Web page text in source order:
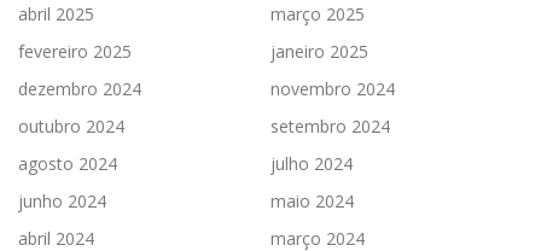
abril 2025
março 2025
fevereiro 2025
janeiro 2025
dezembro 2024
novembro 2024
outubro 2024
setembro 2024
agosto 2024
julho 2024
junho 2024
maio 2024
abril 2024
março 2024